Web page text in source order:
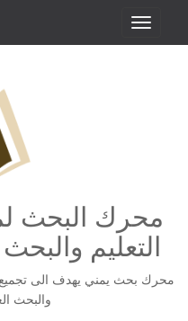
محرك البحث
التعليم
محرك بحث يمني يهدف الى
والبحث